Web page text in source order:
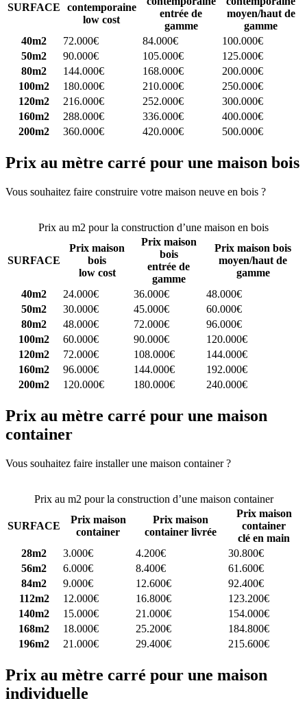
SURFACE
contemporaine
low cost
entrée de
gamme
moyen/haut de
gamme
40m2
72.000€ 84.000€
100.000€
50m2
90.000€ 105.000€
125.000€
80m2
144.000€ 168.000€
200.000€
100m2
180.000€ 210.000€
250.000€
120m2
216.000€ 252.000€
300.000€
160m2
288.000€ 336.000€
400.000€
200m2
360.000€ 420.000€ 500.000€
Prix au mètre carré pour une maison bois
Vous souhaitez faire construire votre maison neuve en bois ?
Prix au m2 pour la construction d’une maison en bois
SURFACE
Prix maison
bois
low cost
Prix maison
bois
entrée de
gamme
Prix maison bois
moyen/haut de
gamme
40m2
24.000€ 36.000€
48.000€
50m2
30.000€ 45.000€
60.000€
80m2
48.000€ 72.000€
96.000€
100m2
60.000€ 90.000€
120.000€
120m2
72.000€ 108.000€
144.000€
160m2
96.000€ 144.000€
192.000€
200m2
120.000€ 180.000€ 240.000€
Prix au mètre carré pour une maison
container
Vous souhaitez faire installer une maison container ?
Prix au m2 pour la construction d’une maison container
SURFACE
Prix maison
container
Prix maison
container livrée
Prix maison
container
clé en main
28m2
3.000€ 4.200€
30.800€
56m2
6.000€ 8.400€
61.600€
84m2
9.000€ 12.600€
92.400€
112m2
12.000€ 16.800€
123.200€
140m2
15.000€ 21.000€
154.000€
168m2
18.000€ 25.200€
184.800€
196m2
21.000€ 29.400€ 215.600€
Prix au mètre carré pour une maison
individuelle